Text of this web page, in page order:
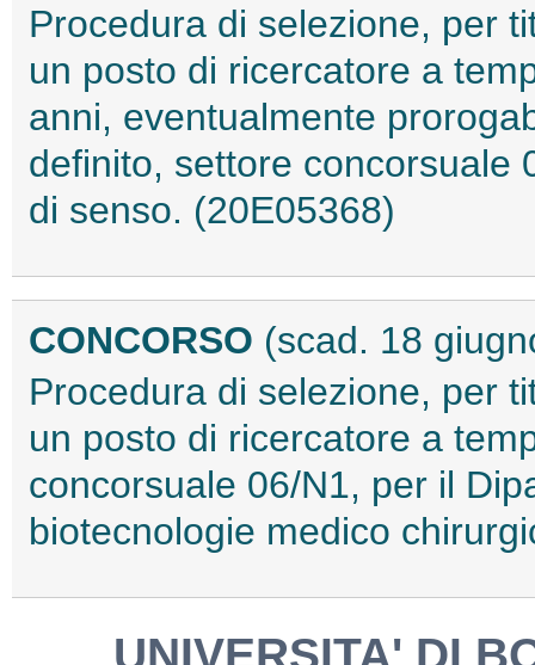
Procedura di selezione, per
un posto di ricercatore a
anni, eventualmente
definito, settore concorsuale
di senso. (20E05368)
CONCORSO (scad. 18
Procedura di selezione, per
un posto di ricercatore a
concorsuale 06/N1, per il
biotecnologie medico